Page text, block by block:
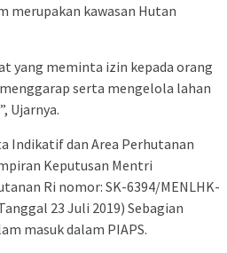
merupakan kawasan Hutan
yang meminta izin kepada orang
serta mengelola lahan
Ujarnya.
Indikatif dan Area Perhutanan
Keputusan Mentri
Ri nomor: SK-6394/MENLHK-
23 Juli 2019) Sebagian
masuk dalam PIAPS.